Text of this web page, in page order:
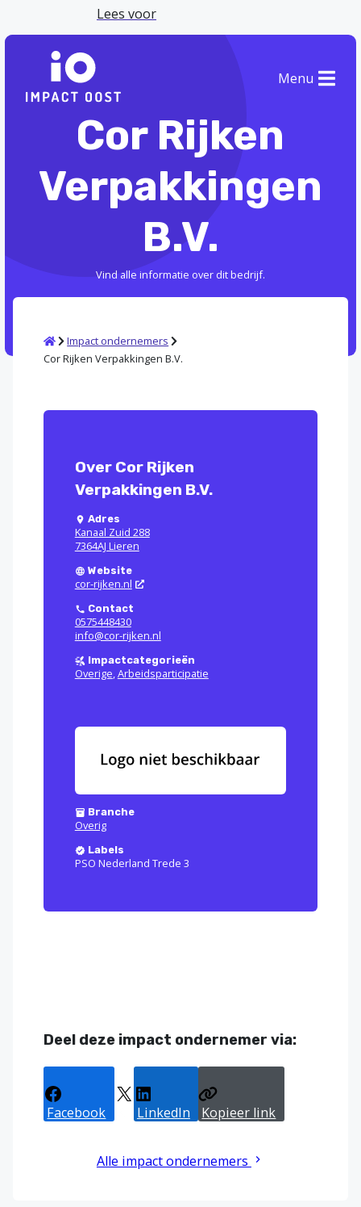
Lees voor
Menu
Cor Rijken
Verpakkingen
B.V.
Vind alle informatie over dit bedrijf.
HomeImpact ondernemers
Cor Rijken Verpakkingen B.V.
Over Cor Rijken
Verpakkingen B.V.
Adres
Kanaal Zuid 288
7364AJ Lieren
Website
cor-rijken.nl
Contact
0575448430
info@cor-rijken.nl
Impactcategorieën
Overige Arbeidsparticipatie
Branche
Overig
Labels
PSO Nederland Trede 3
Deel deze impact ondernemer via:
Facebook LinkedIn Kopieer link
Alle impact ondernemers